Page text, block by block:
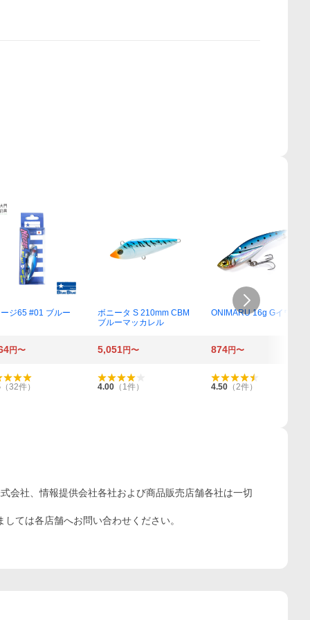
ジ65 #01 ブルー
ボニータ S 210mm CBM
ブルーマッカレル
ONIMARU 16g Gイワシ
円〜 5,051円〜 874円〜
（32件） 4.00 （ 1件） 4.50 （2件）
会社、情報提供会社各社および商品販売店舗各社は一切
ては各店舗へお問い合わせください。